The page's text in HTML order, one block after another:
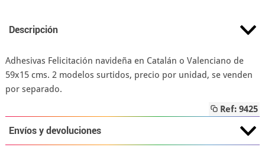
Descripción
Adhesivas Felicitación navideña en Catalán o Valenciano de
59x15 cms. 2 modelos surtidos, precio por unidad, se venden
por separado.
Ref: 9425
Envíos y devoluciones